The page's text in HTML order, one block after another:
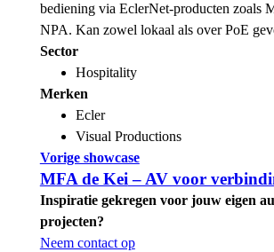
bediening via EclerNet-producten
NPA. Kan zowel lokaal als over PoE
Sector
Hospitality
Merken
Ecler
Visual Productions
Vorige showcase
MFA de Kei – AV voor
Inspiratie gekregen voor jouw eigen
projecten?
Neem contact op